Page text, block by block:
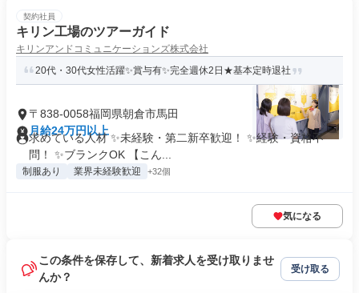
契約社員
キリン工場のツアーガイド
キリンアンドコミュニケーションズ株式会社
20代・30代女性活躍✨賞与有✨完全週休2日★基本定時退社
〒838-0058福岡県朝倉市馬田
月給24万円以上
求めている人材 ✨未経験・第二新卒歓迎！ ✨経験・資格不
問！ ✨ブランクOK 【こん...
制服あり 業界未経験歓迎 +32個
気になる
この条件を保存して、新着求人を受け取りませ
んか？
受け取る